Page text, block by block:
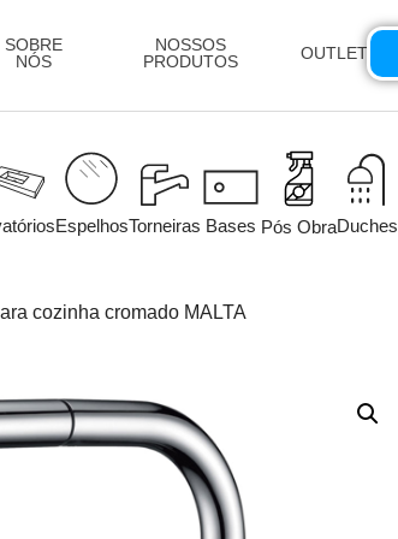
SOBRE
NÓS
NOSSOS
PRODUTOS
OUTLET
EspelhosTorneiras Bases Pós ObraDuches
cozinha cromado MALTA